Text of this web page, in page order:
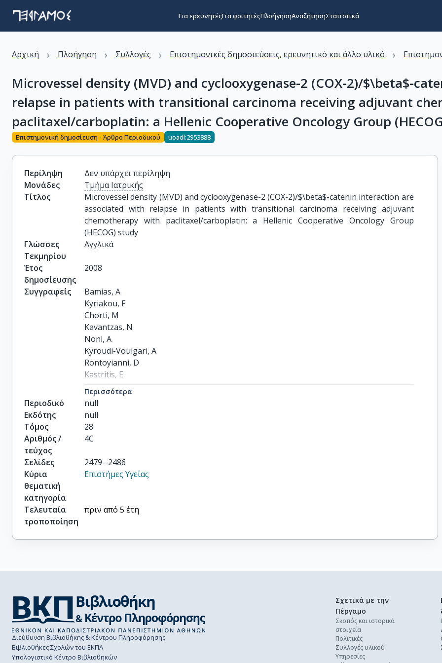
Για ερευνητέςΓια φοιτητέςΠλοήγησηΑναζήτησηΣτατιστικά
Αρχική › Πλοήγηση › Συλλογές › Επιστημονικές δημοσιεύσεις, ερευνητικό και άλλο υλικό ›
Microvessel density (MVD) and cyclooxygenase-2 (COX-2)/$\beta$-
relapse in patients with transitional carcinoma receiving adjuvant
paclitaxel/carboplatin: a Hellenic Cooperative Oncology Group
Επιστημονική δημοσίευση - Άρθρο Περιοδικού uoadl:2953888
Περίληψη
Δεν υπάρχει περίληψη
Μονάδες
Τμήμα Ιατρικής
Τίτλος
Microvessel density (MVD) and cyclooxygenase-2 (COX-2)/$\beta$-catenin interaction are
associated with relapse in patients with transitional carcinoma receiving adjuvant
chemotherapy with paclitaxel/carboplatin: a Hellenic Cooperative Oncology Group
(HECOG) study
Γλώσσες
Τεκμηρίου
Αγγλικά
Έτος
δημοσίευσης
2008
Συγγραφείς
Bamias, A
Kyriakou, F
Chorti, M
Kavantzas, N
Noni, A
Kyroudi-Voulgari, A
Rontoyianni, D
Kastritis, E
Xiros, N
Patsouris, ES
others
Περισσότερα
Περιοδικό
null
Εκδότης
null
Τόμος
28
Αριθμός /
τεύχος
4C
Σελίδες
2479--2486
Κύρια
θεματική
κατηγορία
Επιστήμες Υγείας
Τελευταία
τροποποίηση
πριν από 5 έτη
Διεύθυνση Βιβλιοθήκης & Κέντρου Πληροφόρησης
Βιβλιοθήκες Σχολών του ΕΚΠΑ
Υπολογιστικό Κέντρο Βιβλιοθηκών
Σχετικά με την
Πέργαμο
Σκοπός και ιστορικά
στοιχεία
Πολιτικές
Συλλογές υλικού
Υπηρεσίες